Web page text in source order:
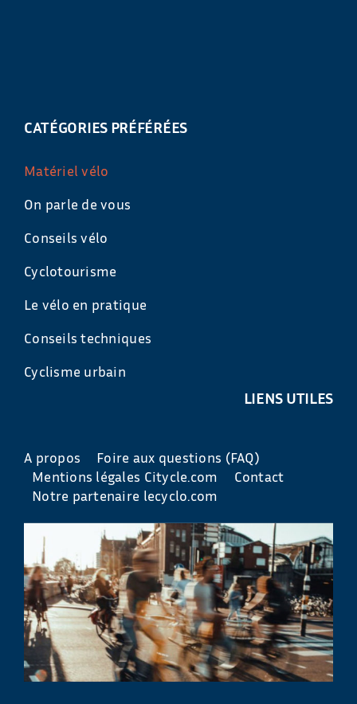
CATÉGORIES PRÉFÉRÉES
Matériel vélo
On parle de vous
Conseils vélo
Cyclotourisme
Le vélo en pratique
Conseils techniques
Cyclisme urbain
LIENS UTILES
A propos
Foire aux questions (FAQ)
Mentions légales Citycle.com
Contact
Notre partenaire lecyclo.com